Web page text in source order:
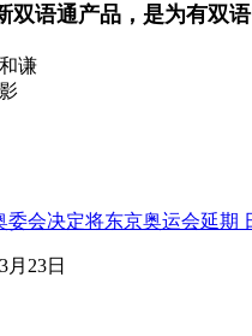
双语通产品，是为有双
谦
委会决定将东京奥运会延期
月23日